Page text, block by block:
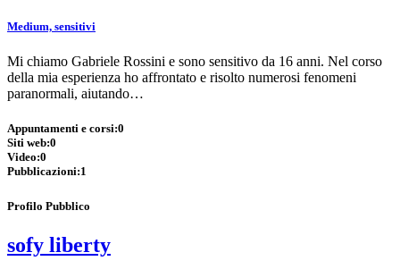
Medium, sensitivi
Mi chiamo Gabriele Rossini e sono sensitivo da 16 anni. Nel corso
della mia esperienza ho affrontato e risolto numerosi fenomeni
paranormali, aiutando…
Appuntamenti e corsi:0
Siti web:0
Video:0
Pubblicazioni:1
Profilo Pubblico
sofy liberty